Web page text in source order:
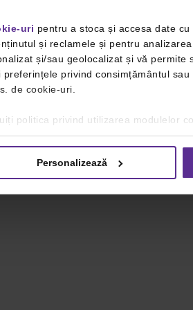
uri pentru a stoca și accesa date
și reclamele și pentru
și/sau geolocalizat și vă permite
privind consimțământul
de cookie-uri.
politica privind utilizarea modulelor
Personalizează